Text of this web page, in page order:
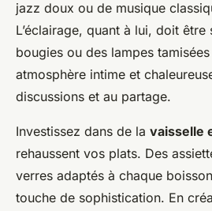
jazz doux ou de musique
L’éclairage, quant à lui, doit
bougies ou des lampes
atmosphère intime et
discussions et au partage.
Investissez dans de la vaisselle
rehaussent vos plats. Des
verres adaptés à chaque
touche de sophistication. En